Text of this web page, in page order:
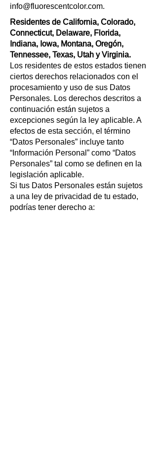
info@fluorescentcolor.com.
Residentes de California, Colorado,
Connecticut, Delaware, Florida,
Indiana, Iowa, Montana, Oregón,
Tennessee, Texas, Utah y Virginia.
Los residentes de estos estados tienen
ciertos derechos relacionados con el
procesamiento y uso de sus Datos
Personales. Los derechos descritos a
continuación están sujetos a
excepciones según la ley aplicable. A
efectos de esta sección, el término
“Datos Personales” incluye tanto
“Información Personal” como “Datos
Personales” tal como se definen en la
legislación aplicable.
Si tus Datos Personales están sujetos
a una ley de privacidad de tu estado,
podrías tener derecho a: